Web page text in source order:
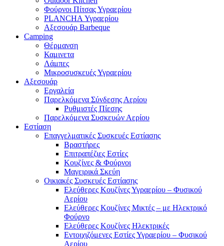
Φούρνοι Πίτσας Υγραερίου
PLANCHA Υγραερίου
Αξεσουάρ Barbeque
Camping
Θέρμανση
Καμινετα
Λάμπες
Μικροσυσκευές Υγραερίου
Αξεσουάρ
Εργαλεία
Παρελκόμενα Σύνδεσης Αερίου
Ρυθμιστές Πίεσης
Παρελκόμενα Συσκευών Αερίου
Εστίαση
Επαγγελματικές Συσκευές Εστίασης
Βραστήρες
Επιτραπέζιες Εστίες
Κουζίνες & Φούρνοι
Μαγειρικά Σκεύη
Οικιακές Συσκευές Εστίασης
Ελεύθερες Κουζίνες Υγραερίου – Φυσικού
Αερίου
Ελεύθερες Κουζίνες Μικτές – με Ηλεκτρικό
Φούρνο
Ελεύθερες Κουζίνες Ηλεκτρικές
Εντοιχιζόμενες Εστίες Υγραερίου – Φυσικού
Αερίου